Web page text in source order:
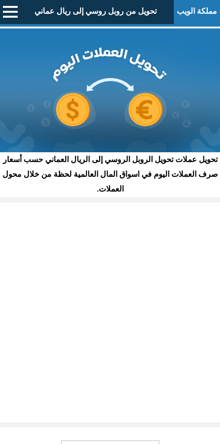
مملكة الويب تحويل من روبل روسي إلى ريال عماني
تحويل عملات تحويل الروبل الروسي إلى الريال العماني حسب أسعار
صرف العملات اليوم في اسواق المال العالمية لحظة من خلال محول
العملات.